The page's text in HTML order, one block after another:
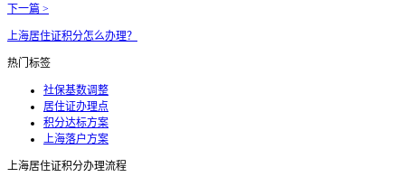
下一篇 >
上海居住证积分怎么办理？
热门标签
社保基数调整
居住证办理点
积分达标方案
上海落户方案
上海居住证积分办理流程